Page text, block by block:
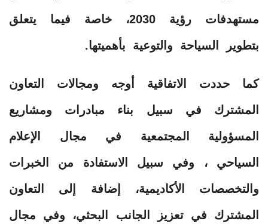
مستهدفات رؤية 2030، خاصة فيما يتعلق
بتطوير السياحة والتوعية بأهميتها.
كما حددت الاتفاقية أوجه ومجالات التعاون
المشترك في سبيل بناء مبادرات ومشاريع
المسؤولية المجتمعية في مجال الإعلام
السياحي ، وفي سبيل الاستفادة من الخبرات
والتخصصات الأكاديمية، إضافة إلى التعاون
المشترك في تعزيز الجانب البحثي، وفي مجال